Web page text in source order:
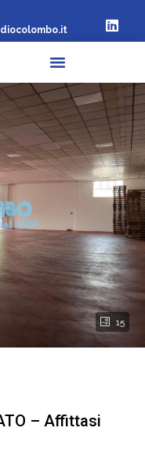
15
– Affittasi